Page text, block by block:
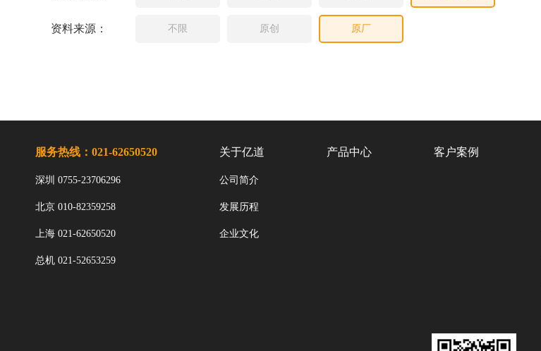
资料来源： 不限 原创 原厂
服务热线：021-62650520
深圳 0755-23706296
北京 010-82359258
上海 021-62650520
总机 021-52653259
关于亿道
公司简介
发展历程
企业文化
产品中心 客户案例